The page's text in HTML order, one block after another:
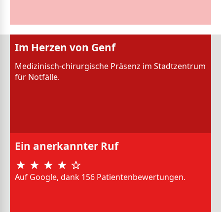
Im Herzen von Genf
Medizinisch-chirurgische Präsenz im Stadtzentrum
für Notfälle.
Ein anerkannter Ruf
Auf Google, dank 156 Patientenbewertungen.